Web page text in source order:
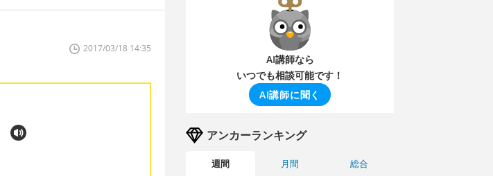
2017/03/18 14:35
AI講師なら
いつでも相談可能です！
AI講師に聞く
アンカーランキング
週間 月間 総合